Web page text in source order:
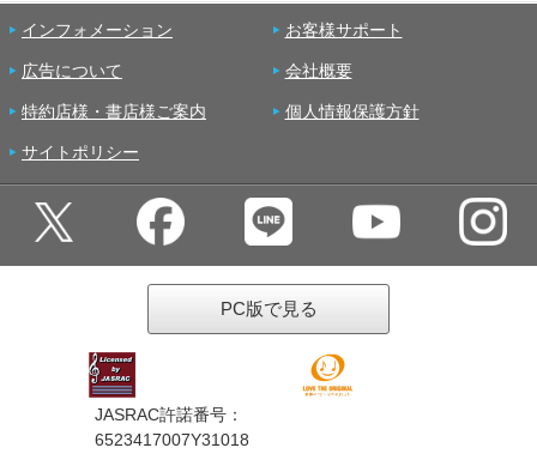
インフォメーション お客様サポート
広告について 会社概要
特約店様・書店様ご案内 個人情報保護方針
サイトポリシー
PC版で見る
JASRAC許諾番号：
6523417007Y31018